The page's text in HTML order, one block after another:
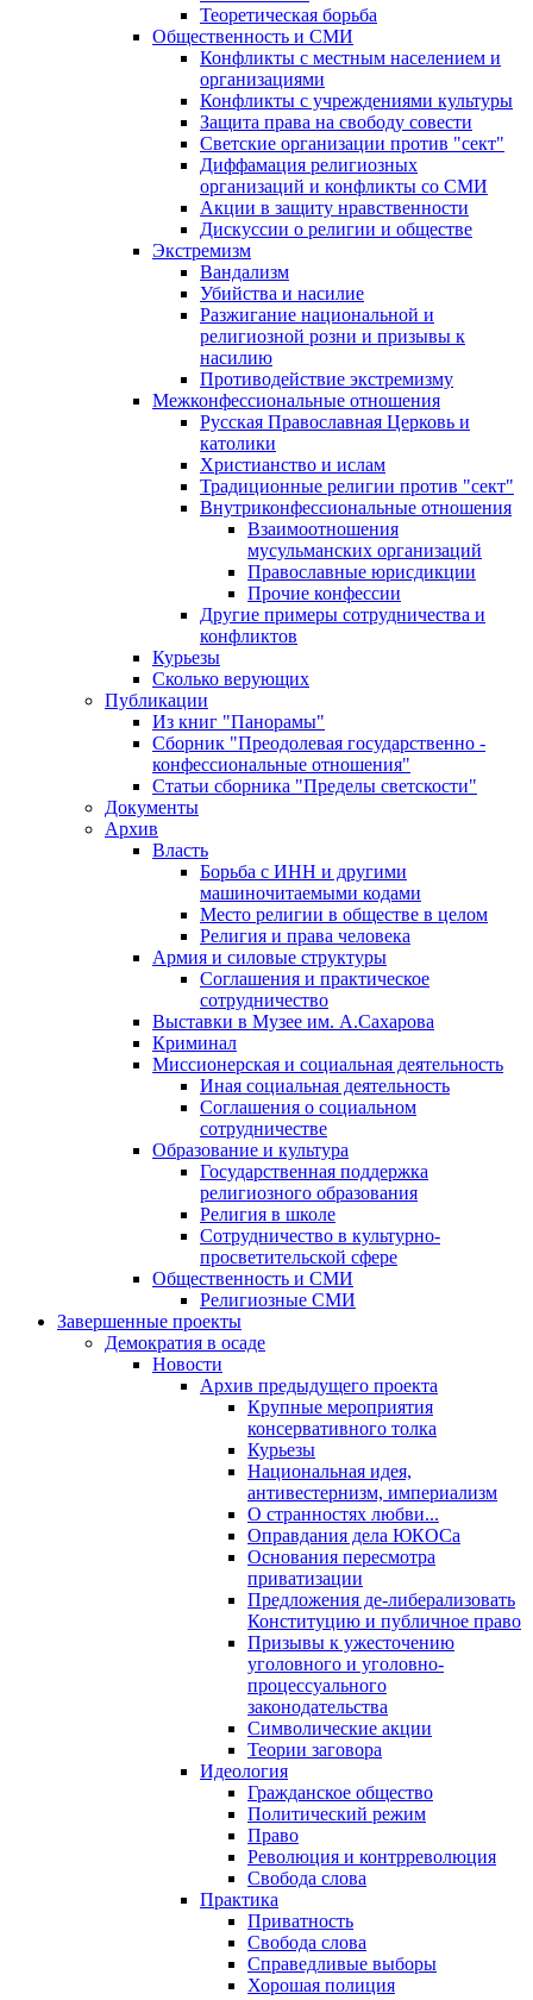
Теоретическая борьба
Общественность и СМИ
Конфликты с местным населением и
организациями
Конфликты с учреждениями культуры
Защита права на свободу совести
Светские организации против "сект"
Диффамация религиозных
организаций и конфликты со СМИ
Акции в защиту нравственности
Дискуссии о религии и обществе
Экстремизм
Вандализм
Убийства и насилие
Разжигание национальной и
религиозной розни и призывы к
насилию
Противодействие экстремизму
Межконфессиональные отношения
Русская Православная Церковь и
католики
Христианство и ислам
Традиционные религии против "сект"
Внутриконфессиональные отношения
Взаимоотношения
мусульманских организаций
Православные юрисдикции
Прочие конфессии
Другие примеры сотрудничества и
конфликтов
Курьезы
Сколько верующих
Публикации
Из книг "Панорамы"
Сборник "Преодолевая государственно -
конфессиональные отношения"
Статьи сборника "Пределы светскости"
Документы
Архив
Власть
Борьба с ИНН и другими
машиночитаемыми кодами
Место религии в обществе в целом
Религия и права человека
Армия и силовые структуры
Соглашения и практическое
сотрудничество
Выставки в Музее им. А.Сахарова
Криминал
Миссионерская и социальная деятельность
Иная социальная деятельность
Соглашения о социальном
сотрудничестве
Образование и культура
Государственная поддержка
религиозного образования
Религия в школе
Сотрудничество в культурно-
просветительской сфере
Общественность и СМИ
Религиозные СМИ
Завершенные проекты
Демократия в осаде
Новости
Архив предыдущего проекта
Крупные мероприятия
консервативного толка
Курьезы
Национальная идея,
антивестернизм, империализм
О странностях любви...
Оправдания дела ЮКОСа
Основания пересмотра
приватизации
Предложения де-либерализовать
Конституцию и публичное право
Призывы к ужесточению
уголовного и уголовно-
процессуального
законодательства
Символические акции
Теории заговора
Идеология
Гражданское общество
Политический режим
Право
Революция и контрреволюция
Свобода слова
Практика
Приватность
Свобода слова
Справедливые выборы
Хорошая полиция